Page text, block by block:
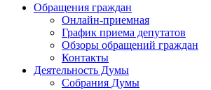
Обращения граждан
Онлайн-приемная
График приема депутатов
Обзоры обращений граждан
Контакты
Деятельность Думы
Собрания Думы